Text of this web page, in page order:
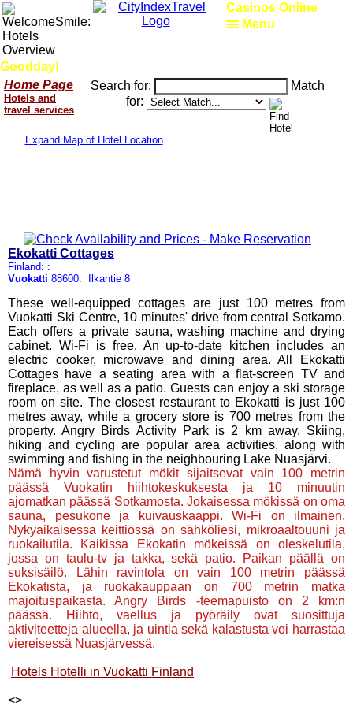
Goodday!
Casinos Online
Home Page
Hotels and
travel services
Search for:
Match
for:
Expand Map of Hotel Location
Ekokatti Cottages
Finland: :
Vuokatti 88600: Ilkantie 8
These well-equipped cottages are just 100 metres from
Vuokatti Ski Centre, 10 minutes' drive from central Sotkamo.
Each offers a private sauna, washing machine and drying
cabinet. Wi-Fi is free. An up-to-date kitchen includes an
electric cooker, microwave and dining area. All Ekokatti
Cottages have a seating area with a flat-screen TV and
fireplace, as well as a patio. Guests can enjoy a ski storage
room on site. The closest restaurant to Ekokatti is just 100
metres away, while a grocery store is 700 metres from the
property. Angry Birds Activity Park is 2 km away. Skiing,
hiking and cycling are popular area activities, along with
swimming and fishing in the neighbouring Lake Nuasjärvi.
Nämä hyvin varustetut mökit sijaitsevat vain 100 metrin
päässä Vuokatin hiihtokeskuksesta ja 10 minuutin
ajomatkan päässä Sotkamosta. Jokaisessa mökissä on oma
sauna, pesukone ja kuivauskaappi. Wi-Fi on ilmainen.
Nykyaikaisessa keittiössä on sähköliesi, mikroaaltouuni ja
ruokailutila. Kaikissa Ekokatin mökeissä on oleskelutila,
jossa on taulu-tv ja takka, sekä patio. Paikan päällä on
suksisäilö. Lähin ravintola on vain 100 metrin päässä
Ekokatista, ja ruokakauppaan on 700 metrin matka
majoituspaikasta. Angry Birds -teemapuisto on 2 km:n
päässä. Hiihto, vaellus ja pyöräily ovat suosittuja
aktiviteetteja alueella, ja uintia sekä kalastusta voi harrastaa
viereisessä Nuasjärvessä.
Hotels Hotelli in Vuokatti Finland
<>
Menu